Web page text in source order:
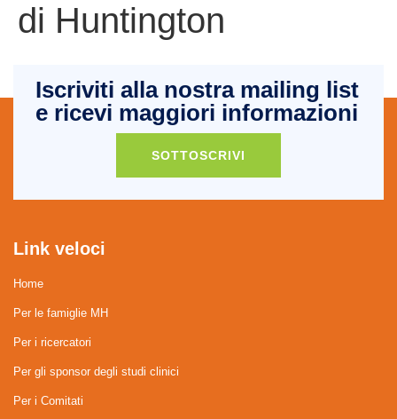
di Huntington
Iscriviti alla nostra mailing list
e ricevi maggiori informazioni
SOTTOSCRIVI
Link veloci
Home
Per le famiglie MH
Per i ricercatori
Per gli sponsor degli studi clinici
Per i Comitati